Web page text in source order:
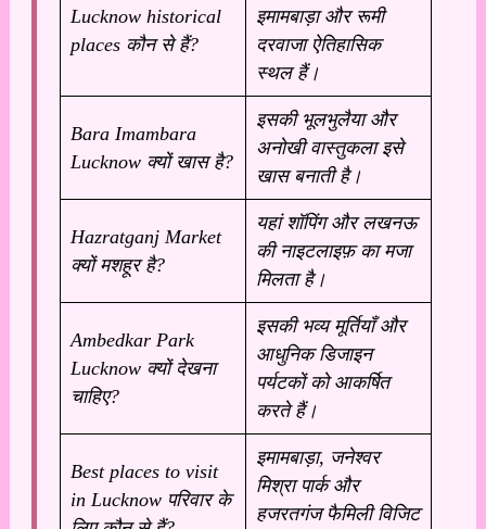
Lucknow historical
places कौन से हैं?
इमामबाड़ा और रूमी
दरवाजा ऐतिहासिक
स्थल हैं।
Bara Imambara
Lucknow क्यों खास है?
इसकी भूलभुलैया और
अनोखी वास्तुकला इसे
खास बनाती है।
Hazratganj Market
क्यों मशहूर है?
यहां शॉपिंग और लखनऊ
की नाइटलाइफ़ का मजा
मिलता है।
Ambedkar Park
Lucknow क्यों देखना
चाहिए?
इसकी भव्य मूर्तियाँ और
आधुनिक डिजाइन
पर्यटकों को आकर्षित
करते हैं।
Best places to visit
in Lucknow परिवार के
इमामबाड़ा, जनेश्वर
मिश्रा पार्क और
हजरतगंज फैमिली विजिट